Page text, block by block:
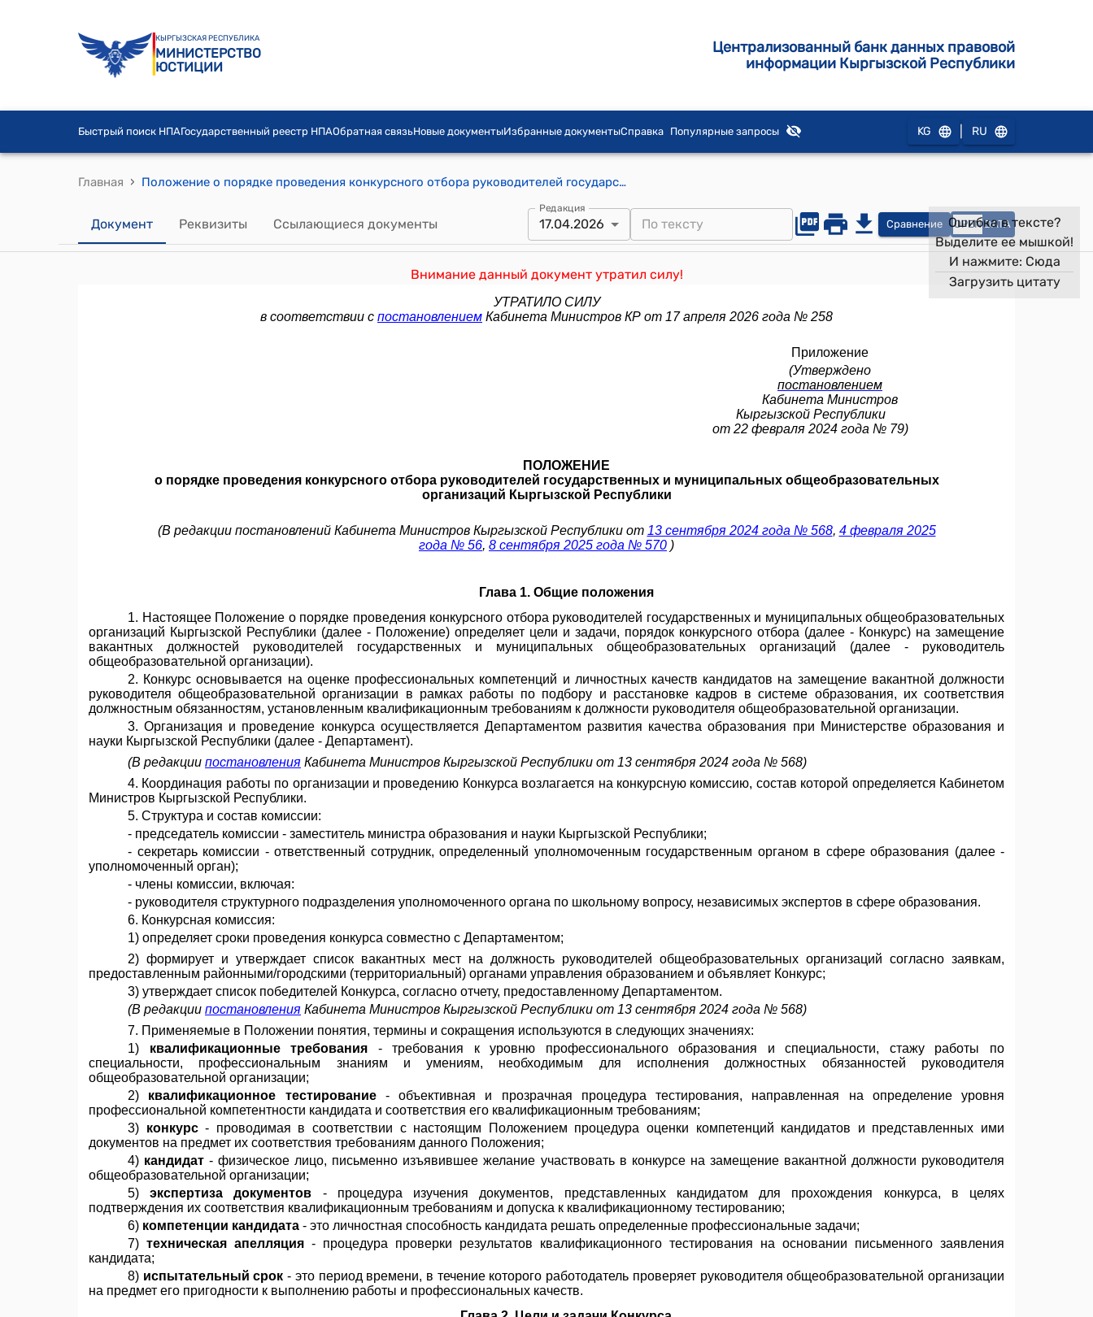
КЫРГЫЗСКАЯ РЕСПУБЛИКА
МИНИСТЕРСТВО
ЮСТИЦИИ
Централизованный банк данных правовой
информации Кыргызской Республики
Быстрый поиск НПАГосударственный реестр НПАОбратная связьНовые документыИзбранные документыСправка Популярные запросы KG RU
Главная › Положение о порядке проведения конкурсного отбора руководителей государственных и муниципальных общеобразовательных организаций Кыргызской Республики (Утверждено постановлением Кабинета Министров КР от 2 февраля 2024 года № 79)
Документ Реквизиты Ссылающиеся документы
Редакция
17.04.2026 Сравнение OPEN DATA
Внимание данный документ утратил силу!
Ошибка в тексте?
Выделите ее мышкой!
И нажмите: Сюда
Загрузить цитату